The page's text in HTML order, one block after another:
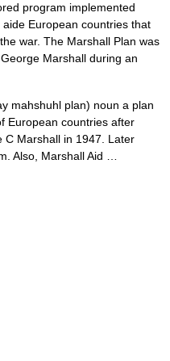
program implemented
European countries that
war. The Marshall Plan was
Marshall during an
mahshuhl plan) noun a plan
European countries after
C Marshall in 1947. Later
Also, Marshall Aid …